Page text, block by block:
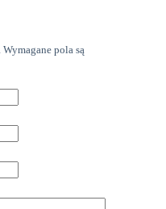
Wymagane pola są